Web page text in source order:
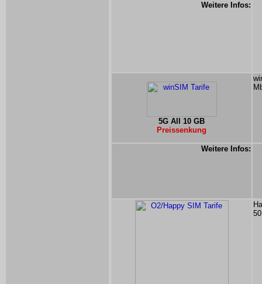
Weitere Infos:
5G All 10 GB
Preissenkung
Weitere Infos: